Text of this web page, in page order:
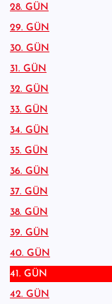
28. GÜN
29. GÜN
30. GÜN
31. GÜN
32. GÜN
33. GÜN
34. GÜN
35. GÜN
36. GÜN
37. GÜN
38. GÜN
39. GÜN
40. GÜN
41. GÜN
42. GÜN